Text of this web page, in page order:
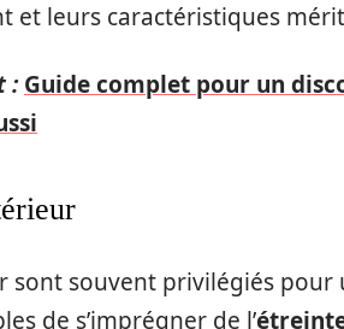
et leurs caractéristiques
: Guide complet pour un
sont souvent privilégiés pour
de s’imprégner de l’